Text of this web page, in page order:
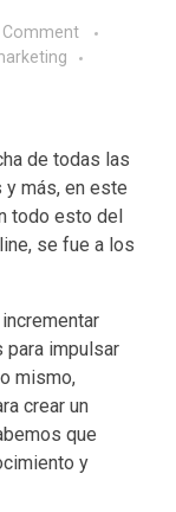
Comment
de todas las
y más, en este
todo esto del
se fue a los
impulsar
mismo,
crear un
que
y